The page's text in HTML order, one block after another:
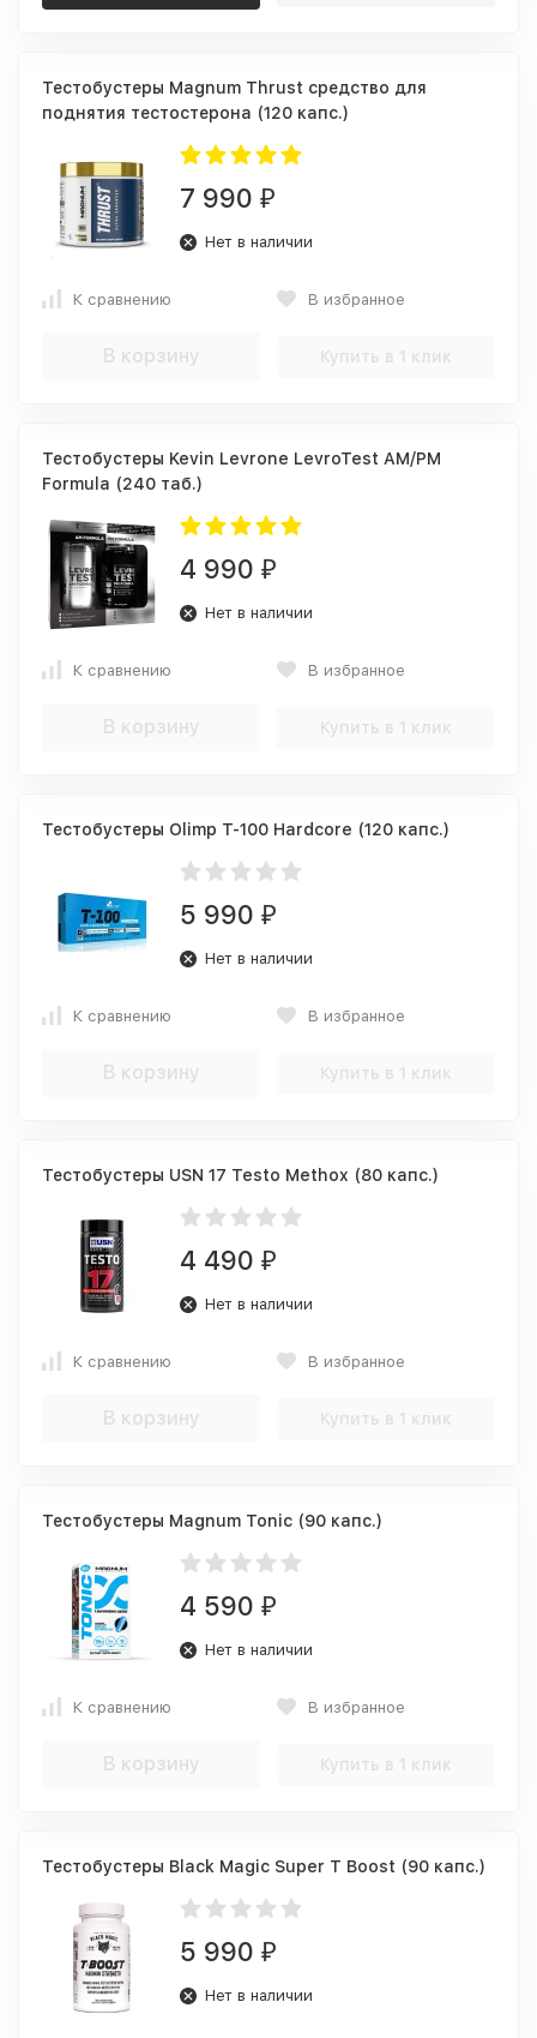
Тестобустеры Magnum Thrust средство для
поднятия тестостерона (120 капс.)
7 990 ₽
Нет в наличии
К сравнению В избранное
В корзину Купить в 1 клик
Тестобустеры Kevin Levrone LevroTest AM/PM
Formula (240 таб.)
4 990 ₽
Нет в наличии
К сравнению В избранное
В корзину Купить в 1 клик
Тестобустеры Olimp T-100 Hardcore (120 капс.)
5 990 ₽
Нет в наличии
К сравнению В избранное
В корзину Купить в 1 клик
Тестобустеры USN 17 Testo Methox (80 капс.)
4 490 ₽
Нет в наличии
К сравнению В избранное
В корзину Купить в 1 клик
Тестобустеры Magnum Tonic (90 капс.)
4 590 ₽
Нет в наличии
К сравнению В избранное
В корзину Купить в 1 клик
Тестобустеры Black Magic Super T Boost (90 капс.)
5 990 ₽
Нет в наличии